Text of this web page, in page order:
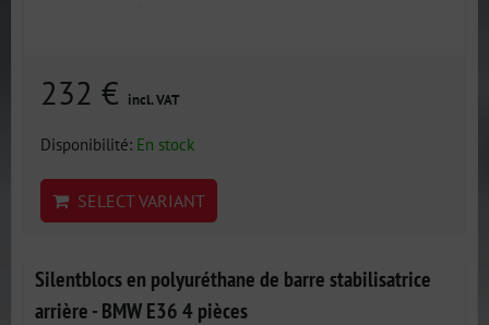
232 € incl. VAT
Disponibilité: En stock
SELECT VARIANT
Silentblocs en polyuréthane de barre stabilisatrice
arrière - BMW E36 4 pièces